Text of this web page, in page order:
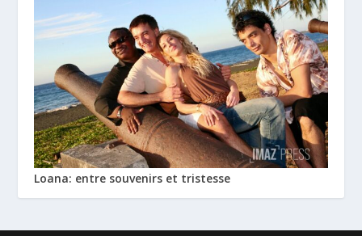
Loana: entre souvenirs et tristesse